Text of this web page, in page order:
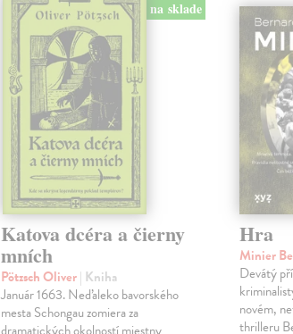
na sklade
Katova dcéra a čierny
mních
Pötzsch Oliver| Kniha
Január 1663. Neďaleko bavorského
mesta Schongau zomiera za
Hra
Minier
Devátý
novém,
thrilleru